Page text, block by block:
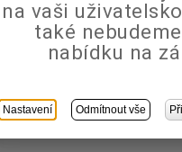
na vaši
také
nabídku na
Nastavení Odmítnout vše